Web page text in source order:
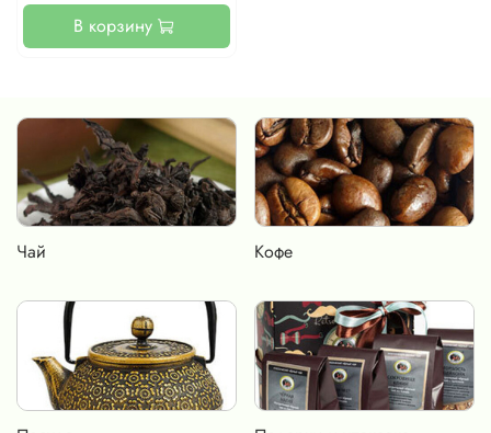
В корзину
Чай Кофе